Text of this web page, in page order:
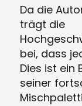
Da die
trägt die
bei, dass
Dies ist ein
seiner